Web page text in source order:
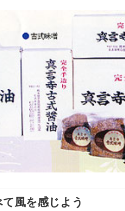
風を感じよう